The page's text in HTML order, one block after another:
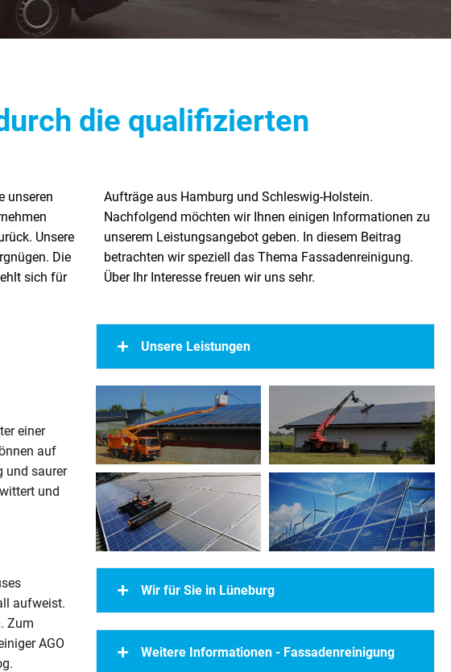
die qualifizierten
Über Ihr Interesse freuen wir uns sehr.
einer
auf
und saurer
und
aufweist.
Zum
AGO
Unsere Leistungen
Wir für Sie in Lüneburg
Weitere Informationen - Fassadenreinigung